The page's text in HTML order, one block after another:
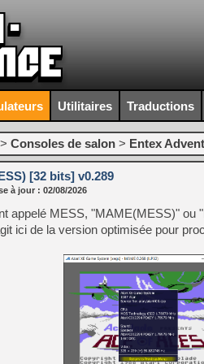
Utilitaires Traductions
> Consoles de salon > Entex
[32 bits] v0.289
à jour : 02/08/2026
appelé MESS, "MAME(MESS)" ou
ici de la version optimisée pour